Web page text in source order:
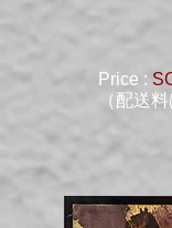
樹
桐
金
Price :
（配送